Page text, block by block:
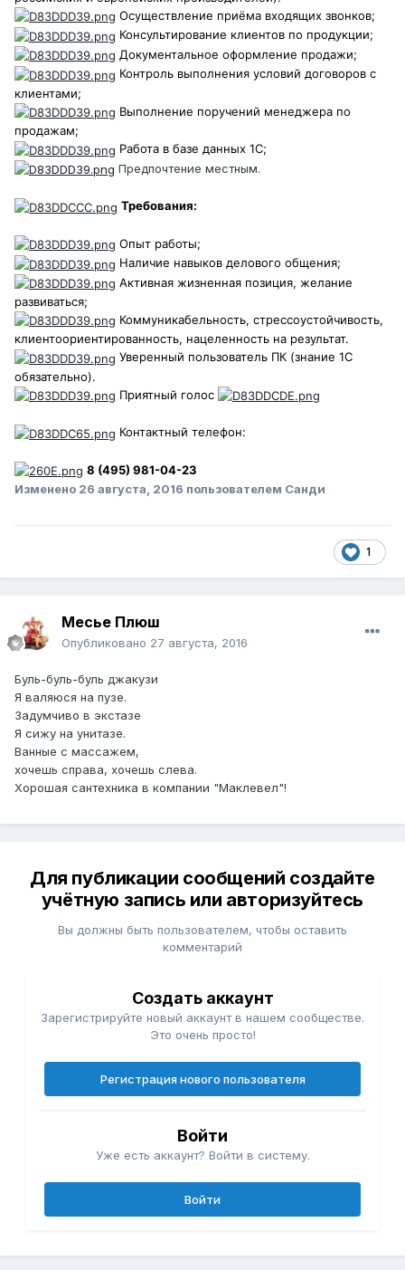
Осуществление приёма входящих звонков;
Консультирование клиентов по продукции;
Документальное оформление продажи;
Контроль выполнения условий договоров с
клиентами;
Выполнение поручений менеджера по
продажам;
Работа в базе данных 1С;
Предпочтение местным.
Требования:
Опыт работы;
Наличие навыков делового общения;
Активная жизненная позиция, желание
развиваться;
Коммуникабельность, стрессоустойчивость,
клиентоориентированность, нацеленность на результат.
Уверенный пользователь ПК (знание 1С
обязательно).
Приятный голос
Контактный телефон:
8 (495) 981-04-23
Изменено 26 августа, 2016 пользователем Санди
1
Месье Плюш
Опубликовано 27 августа, 2016
Буль-буль-буль джакузи
Я валяюся на пузе.
Задумчиво в экстазе
Я сижу на унитазе.
Ванные с массажем,
хочешь справа, хочешь слева.
Хорошая сантехника в компании "Маклевел"!
Для публикации сообщений создайте
учётную запись или авторизуйтесь
Вы должны быть пользователем, чтобы оставить
комментарий
Создать аккаунт
Зарегистрируйте новый аккаунт в нашем сообществе.
Это очень просто!
Регистрация нового пользователя
Войти
Уже есть аккаунт? Войти в систему.
Войти